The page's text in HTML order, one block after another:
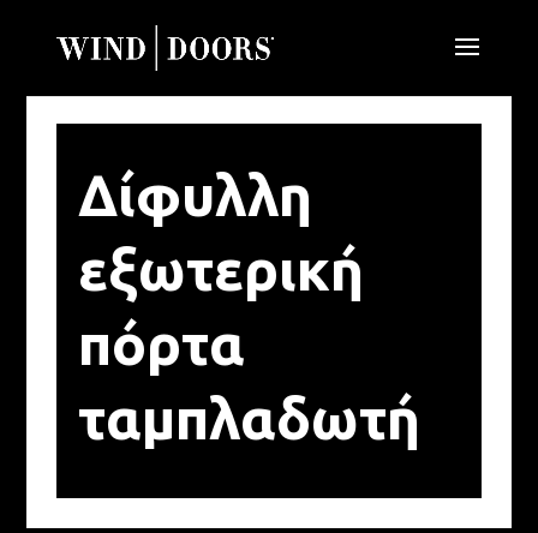
Δίφυλλη
εξωτερική
πόρτα
ταμπλαδωτή